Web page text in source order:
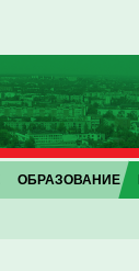
ОБРАЗОВАНИЕ